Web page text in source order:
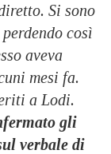
Si sono
così
aveva
mesi fa.
a Lodi.
gli
verbale di